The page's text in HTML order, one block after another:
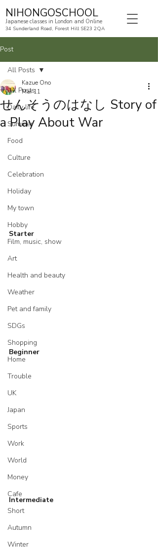
NIHONGOSCHOOL
Japanese classes in London and Online
34 Sunderland Road, Forest Hill SE23 2QA
Post
All Posts
Daily life
Summer
Food
Culture
Celebration
Holiday
My town
Hobby
Film, music, show
Art
Health and beauty
Weather
Pet and family
SDGs
Shopping
Home
Trouble
UK
Japan
Sports
Work
World
Money
Cafe
Short
Autumn
Winter
All Posts
せんそうのはなし Story of
a Play About War
Kazue Ono
Mar 11
Starter
Beginner
Intermediate